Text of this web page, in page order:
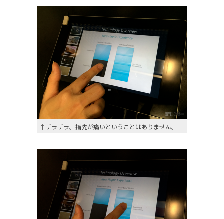
↑ザラザラ。指先が痛いということはありません。